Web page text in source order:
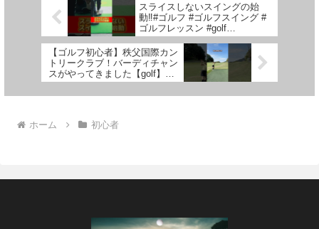
スライスしないスイングの始
動‼️#ゴルフ #ゴルフスイング #
ゴルフレッスン #golf
#golflesson #golfswing #スライ
ス改善
【ゴルフ初心者】秩父国際カン
トリークラブ！バーディチャン
スがやってきました【golf】
#shorts
ホーム 初心者